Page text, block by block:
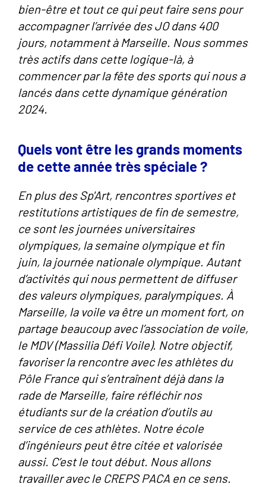
bien-être et tout ce qui peut faire sens pour
accompagner l’arrivée des JO dans 400
jours, notamment à Marseille. Nous sommes
très actifs dans cette logique-là, à
commencer par la fête des sports qui nous a
lancés dans cette dynamique génération
2024.
Quels vont être les grands moments
de cette année très spéciale ?
En plus des Sp'Art, rencontres sportives et
restitutions artistiques de fin de semestre,
ce sont les journées universitaires
olympiques, la semaine olympique et fin
juin, la journée nationale olympique. Autant
d’activités qui nous permettent de diffuser
des valeurs olympiques, paralympiques. À
Marseille, la voile va être un moment fort, on
partage beaucoup avec l’association de voile,
le MDV (Massilia Défi Voile). Notre objectif,
favoriser la rencontre avec les athlètes du
Pôle France qui s’entraînent déjà dans la
rade de Marseille, faire réfléchir nos
étudiants sur de la création d’outils au
service de ces athlètes. Notre école
d’ingénieurs peut être citée et valorisée
aussi. C’est le tout début. Nous allons
travailler avec le CREPS PACA en ce sens.